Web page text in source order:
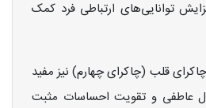
توانایی‌های ارتباطی فرد کمک
قلب (چاکرای چهارم) نیز مفید
عاطفی و تقویت احساسات مثبت